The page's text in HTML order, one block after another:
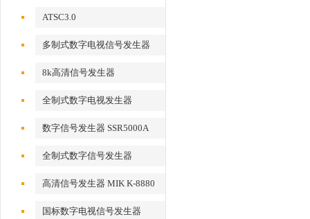
ATSC3.0
多制式数字电视信号发生器
8k高清信号发生器
全制式数字电视发生器
数字信号发生器 SSR5000A
全制式数字信号发生器
MSD5000A
高清信号发生器 MIK K-8880
国标数字电视信号发生器